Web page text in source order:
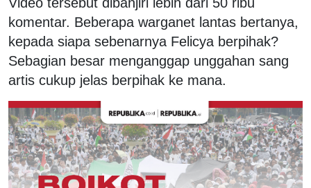
komentar. Beberapa warganet lantas bertanya,
kepada siapa sebenarnya Felicya berpihak?
Sebagian besar menganggap unggahan sang
artis cukup jelas berpihak ke mana.